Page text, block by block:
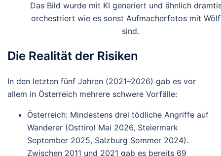
Das Bild wurde mit KI generiert und ähnlich
orchestriert wie es sonst Aufmacherfotos mit
sind.
Die Realität der Risiken
In den letzten fünf Jahren (2021–2026) gab es vor
allem in Österreich mehrere schwere Vorfälle:
Österreich: Mindestens drei tödliche Angriffe auf
Wanderer (Osttirol Mai 2026, Steiermark
September 2025, Salzburg Sommer 2024).
Zwischen 2011 und 2021 gab es bereits 69